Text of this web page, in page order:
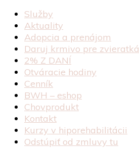
Služby
Aktuality
Adopcia a prenájom
Daruj krmivo pre zvieratká
2% Z DANÍ
Otváracie hodiny
Cenník
BWH – eshop
Chovprodukt
Kontakt
Kurzy v hiporehabilitácii
Odstúpiť od zmluvy tu